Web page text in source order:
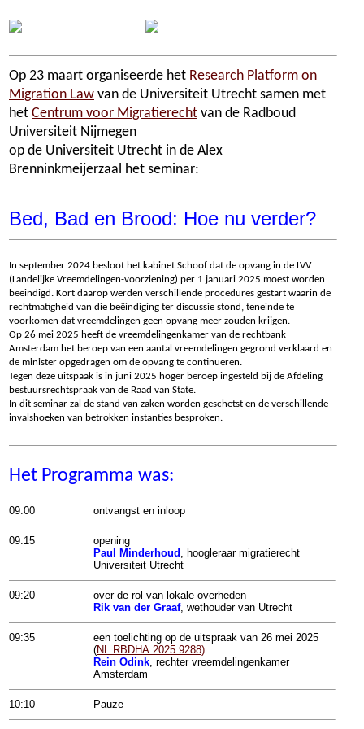
Op 23 maart organiseerde het Research Platform on
Migration Law van de Universiteit Utrecht samen met
het Centrum voor Migratierecht van de Radboud
Universiteit Nijmegen
op de Universiteit Utrecht in de Alex
Brenninkmeijerzaal het seminar:
Bed, Bad en Brood: Hoe nu verder?
In september 2024 besloot het kabinet Schoof dat de opvang in de LVV
(Landelijke Vreemdelingen-voorziening) per 1 januari 2025 moest worden
beëindigd. Kort daarop werden verschillende procedures gestart waarin de
rechtmatigheid van die beëindiging ter discussie stond, teneinde te
voorkomen dat vreemdelingen geen opvang meer zouden krijgen.
Op 26 mei 2025 heeft de vreemdelingenkamer van de rechtbank
Amsterdam het beroep van een aantal vreemdelingen gegrond verklaard en
de minister opgedragen om de opvang te continueren.
Tegen deze uitspaak is in juni 2025 hoger beroep ingesteld bij de Afdeling
bestuursrechtspraak van de Raad van State.
In dit seminar zal de stand van zaken worden geschetst en de verschillende
invalshoeken van betrokken instanties besproken.
Het Programma was:
09:00 ontvangst en inloop
09:15
opening
Paul Minderhoud , hoogleraar migratierecht
Universiteit Utrecht
09:20
over de rol van lokale overheden
Rik van der Graaf, wethouder van Utrecht
09:35
een toelichting op de uitspraak van 26 mei 2025
(NL:RBDHA:2025:9288)
Rein Odink, rechter vreemdelingenkamer
Amsterdam
10:10 Pauze